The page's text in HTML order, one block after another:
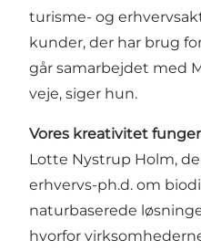
turisme- og
kunder, der har brug
går samarbejdet med
veje, siger hun.
Vores kreativitet
Lotte Nystrup Holm,
erhvervs-ph.d. om
naturbaserede
hvorfor